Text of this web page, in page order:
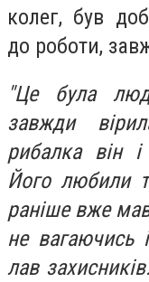
колег, був
до роботи,
"Це була
завжди
рибалка він
Його любили
раніше вже
не вагаючись
лав